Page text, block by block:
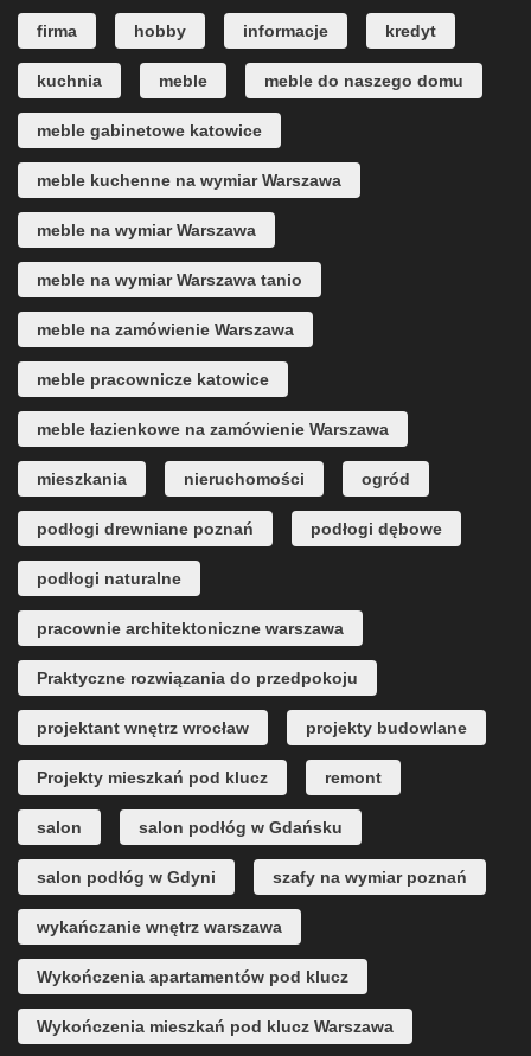
firma hobby informacje kredyt
kuchnia meble meble do naszego domu
meble gabinetowe katowice
meble kuchenne na wymiar Warszawa
meble na wymiar Warszawa
meble na wymiar Warszawa tanio
meble na zamówienie Warszawa
meble pracownicze katowice
meble łazienkowe na zamówienie Warszawa
mieszkania nieruchomości ogród
podłogi drewniane poznań podłogi dębowe
podłogi naturalne
pracownie architektoniczne warszawa
Praktyczne rozwiązania do przedpokoju
projektant wnętrz wrocław projekty budowlane
Projekty mieszkań pod klucz remont
salon salon podłóg w Gdańsku
salon podłóg w Gdyni szafy na wymiar poznań
wykańczanie wnętrz warszawa
Wykończenia apartamentów pod klucz
Wykończenia mieszkań pod klucz Warszawa